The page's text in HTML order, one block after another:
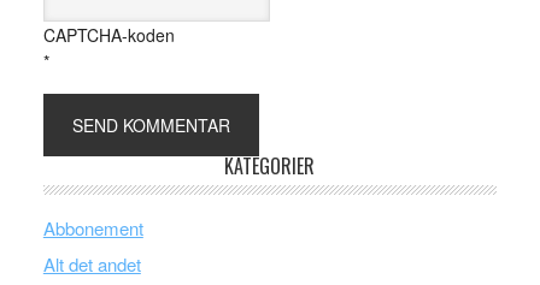
CAPTCHA-koden
*
KATEGORIER
Abbonement
Alt det andet